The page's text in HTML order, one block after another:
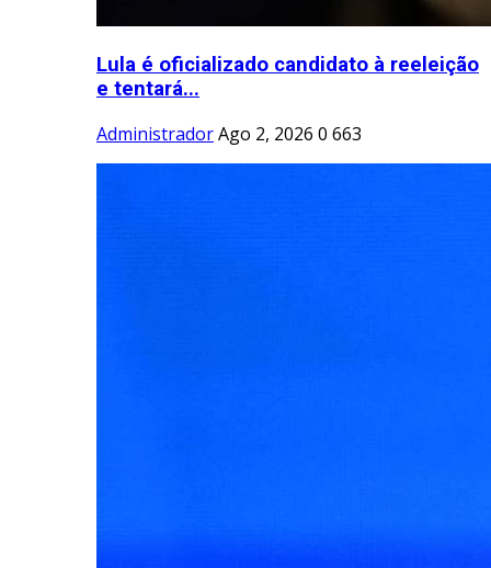
Lula é oficializado candidato à reeleição
e tentará...
AdministradorAgo 2, 2026 0 663